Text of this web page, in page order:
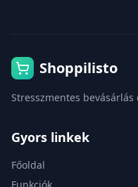
Shoppilisto
Stresszmentes
Gyors linkek
Főoldal